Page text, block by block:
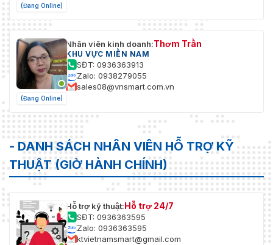
(Đang Online)
(Đang Online)
Nhân viên kinh doanh:Thơm Trần
KHU VỰC MIỀN NAM
SĐT: 0936363913
Zalo: 0938279055
sales08@vnsmart.com.vn
- DANH SÁCH NHÂN VIÊN HỖ TRỢ KỸ
THUẬT (GIỜ HÀNH CHÍNH)
Hỗ trợ kỹ thuật:Hỗ trợ 24/7
SĐT: 0936363595
Zalo: 0936363595
ktvietnamsmart@gmail.com